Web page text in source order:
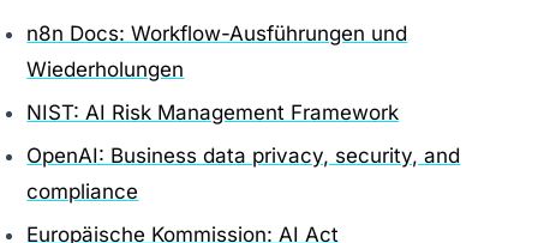
n8n Docs: Workflow-Ausführungen und
Wiederholungen
NIST: AI Risk Management Framework
OpenAI: Business data privacy, security, and
compliance
Europäische Kommission: AI Act